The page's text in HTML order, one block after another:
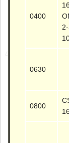
0400
0630
0800